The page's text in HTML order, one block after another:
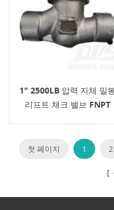
1" 2500LB 압력 자체 밀
리프트 체크 밸브 FNPT
첫 페이지 1 2
[